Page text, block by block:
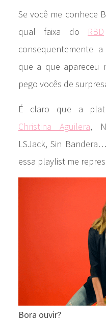
Se você me conhece
qual faixa do RBD
consequentemente
que a que apareceu
pego vocês de
É claro que a
Christina Aguilera,
LSJack, Sin
essa playlist me
Bora ouvir?